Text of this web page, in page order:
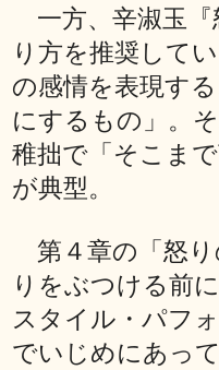
一方、辛淑玉『
り方を推奨して
の感情を表現す
にするもの」。
稚拙で「そこま
が典型。
第４章の「怒り
りをぶつける前
スタイル・パフ
でいじめにあっ